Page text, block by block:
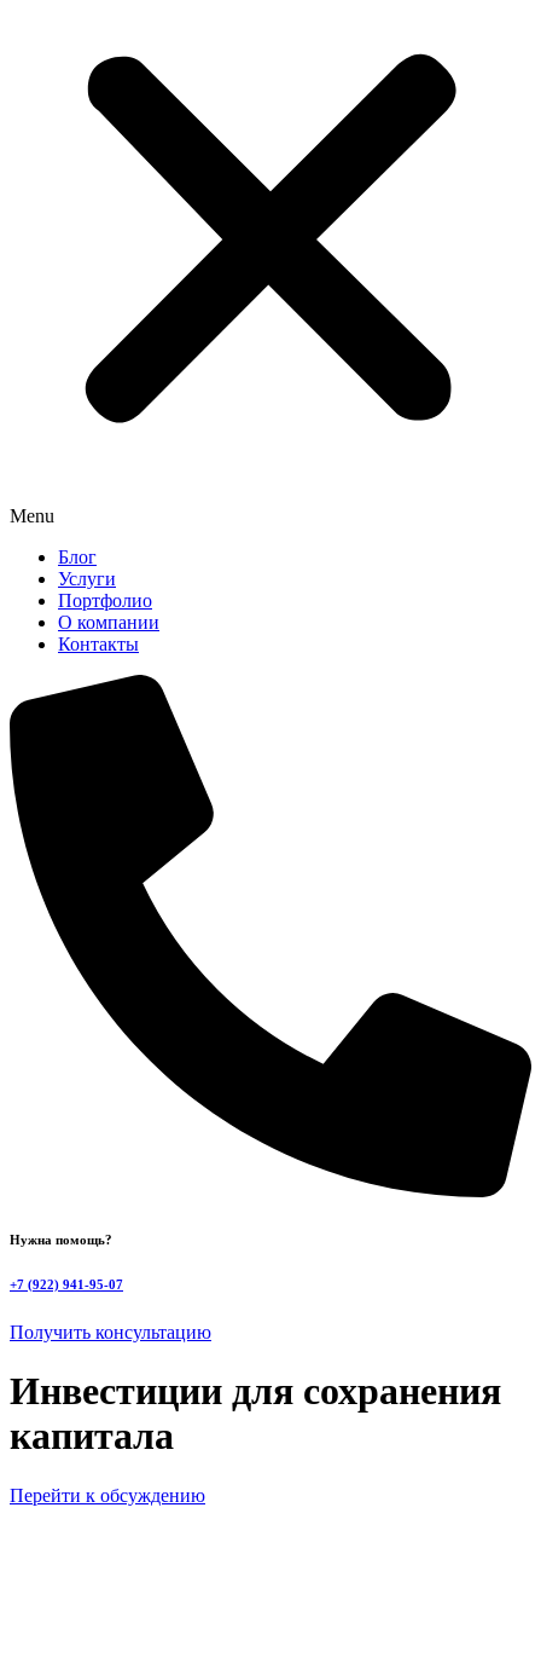
Menu
Блог
Услуги
Портфолио
О компании
Контакты
Нужна помощь?
+7 (922) 941-95-07
Получить консультацию
Инвестиции для сохранения
капитала
Перейти к обсуждению